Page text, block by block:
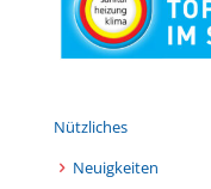
Nützliches
Neuigkeiten